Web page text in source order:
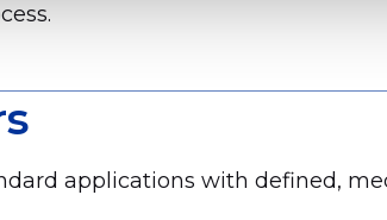
applications with defined,